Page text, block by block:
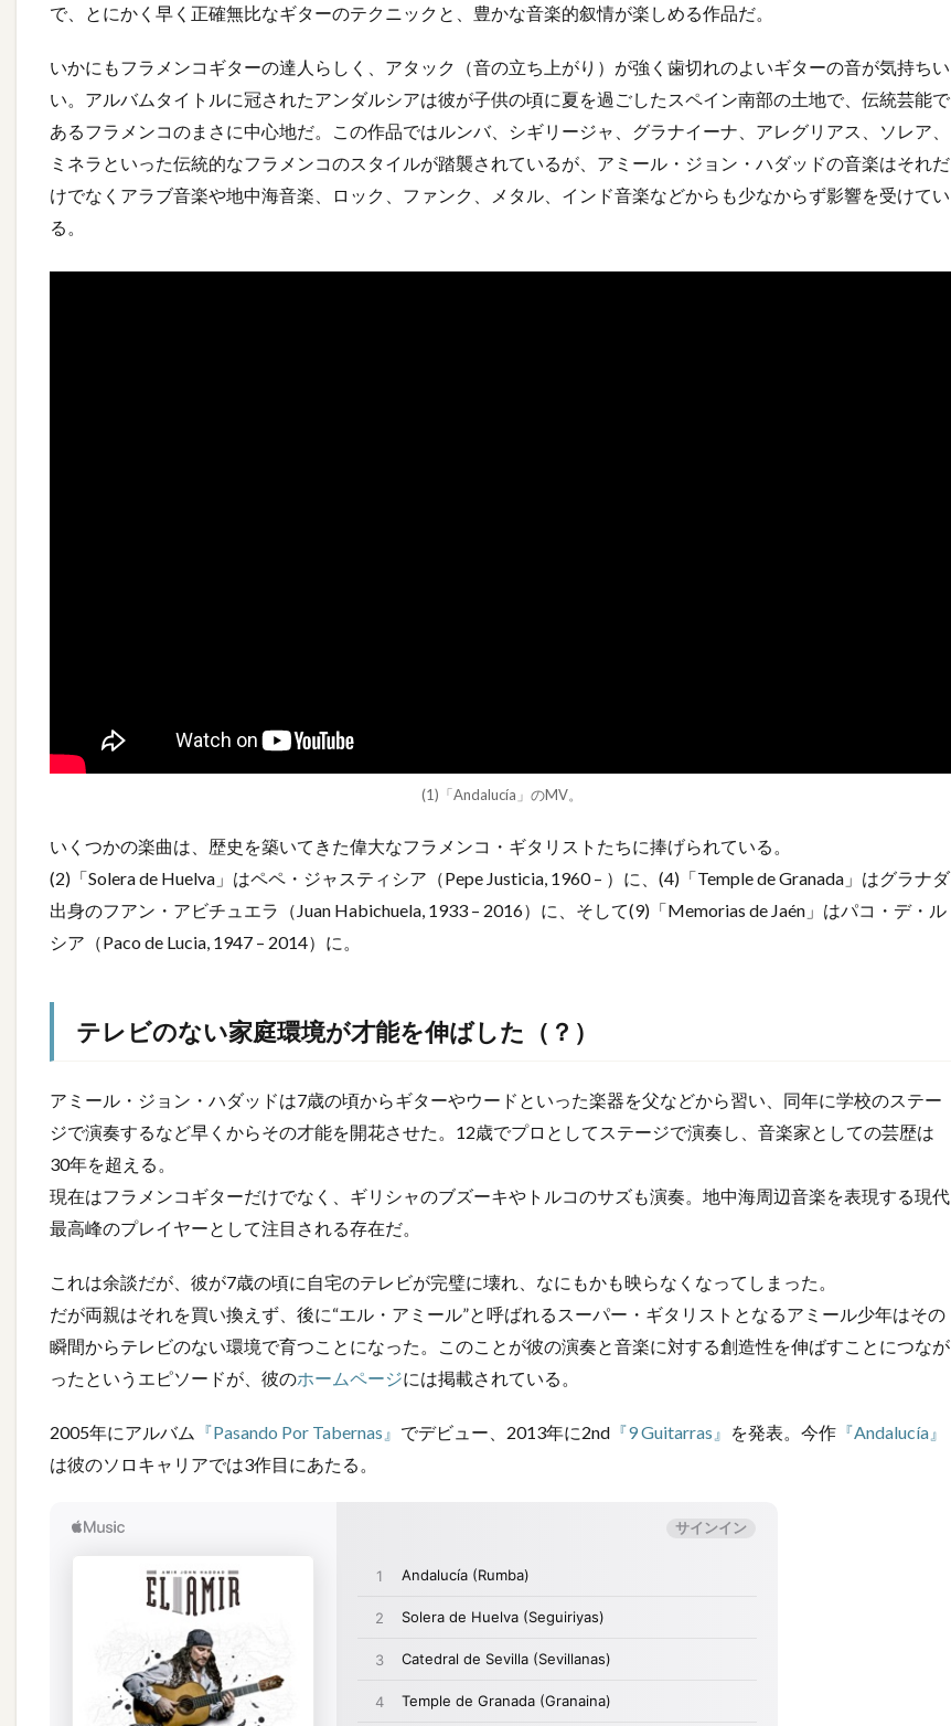
で、とにかく早く正確無比なギターのテクニックと、豊かな音楽的叙情が楽しめる作品だ。
いかにもフラメンコギターの達人らしく、アタック（音の立ち上がり）が強く歯切れのよいギターの音が気持ちい
い。アルバムタイトルに冠されたアンダルシアは彼が子供の頃に夏を過ごしたスペイン南部の土地で、伝統芸能で
あるフラメンコのまさに中心地だ。この作品ではルンバ、シギリージャ、グラナイーナ、アレグリアス、ソレア、
ミネラといった伝統的なフラメンコのスタイルが踏襲されているが、アミール・ジョン・ハダッドの音楽はそれだ
けでなくアラブ音楽や地中海音楽、ロック、ファンク、メタル、インド音楽などからも少なからず影響を受けてい
る。
(1)「Andalucía」のMV。
いくつかの楽曲は、歴史を築いてきた偉大なフラメンコ・ギタリストたちに捧げられている。
(2)「Solera de Huelva」はペペ・ジャスティシア（Pepe Justicia, 1960 – ）に、(4)「Temple de Granada」はグラナダ
出身のフアン・アビチュエラ（Juan Habichuela, 1933 – 2016）に、そして(9)「Memorias de Jaén」はパコ・デ・ル
シア（Paco de Lucia, 1947 – 2014）に。
テレビのない家庭環境が才能を伸ばした（？）
アミール・ジョン・ハダッドは7歳の頃からギターやウードといった楽器を父などから習い、同年に学校のステー
ジで演奏するなど早くからその才能を開花させた。12歳でプロとしてステージで演奏し、音楽家としての芸歴は
30年を超える。
現在はフラメンコギターだけでなく、ギリシャのブズーキやトルコのサズも演奏。地中海周辺音楽を表現する現代
最高峰のプレイヤーとして注目される存在だ。
これは余談だが、彼が7歳の頃に自宅のテレビが完璧に壊れ、なにもかも映らなくなってしまった。
だが両親はそれを買い換えず、後に“エル・アミール”と呼ばれるスーパー・ギタリストとなるアミール少年はその
瞬間からテレビのない環境で育つことになった。このことが彼の演奏と音楽に対する創造性を伸ばすことにつなが
ったというエピソードが、彼のホームページには掲載されている。
2005年にアルバム 『Pasando Por Tabernas』 でデビュー、2013年に2nd 『9 Guitarras』 を発表。今作 『Andalucía』
は彼のソロキャリアでは3作目にあたる。